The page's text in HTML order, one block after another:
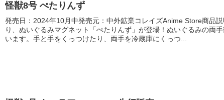
怪獣8号 ぺたりんず
発売日：2024年10月中発売元：中外鉱業コレイズAnime Store商品
り、ぬいぐるみマグネット「ぺたりんず」が登場！ぬいぐるみの両
います。手と手をくっつけたり、両手を冷蔵庫にくっつ...